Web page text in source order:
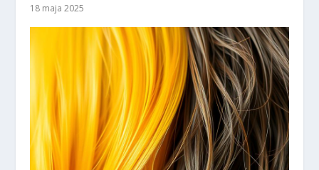
18 maja 2025